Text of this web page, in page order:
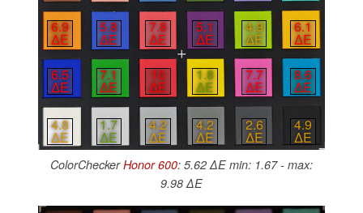
6.9
∆E
5.8
∆E
7.8
∆E
5.1
∆E
4.9
∆E
6.1
∆E
6.5
∆E
7.1
∆E
10
∆E
1.8
∆E
7.7
∆E
8.6
∆E
4.8
∆E
1.7
∆E
4.2
∆E
4.2
∆E
2.6
∆E
4.9
∆E
ColorCheckerHonor 600: 5.62 ∆E min: 1.67 - max:
9.98 ∆E